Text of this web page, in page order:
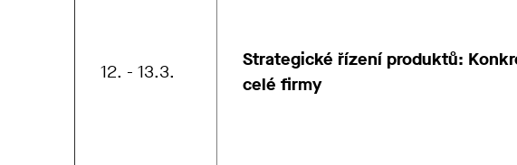
12. - 13.3.
Strategické řízení produktů:
celé firmy